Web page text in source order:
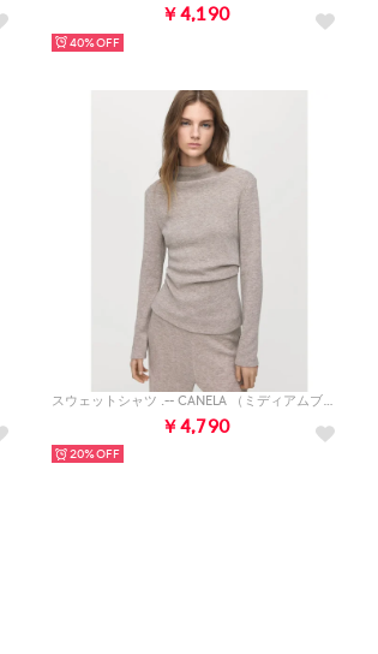
￥4,190
40%
スウェットシャツ .-- CANELA （ミディアムブラウン）
￥4,790
20%